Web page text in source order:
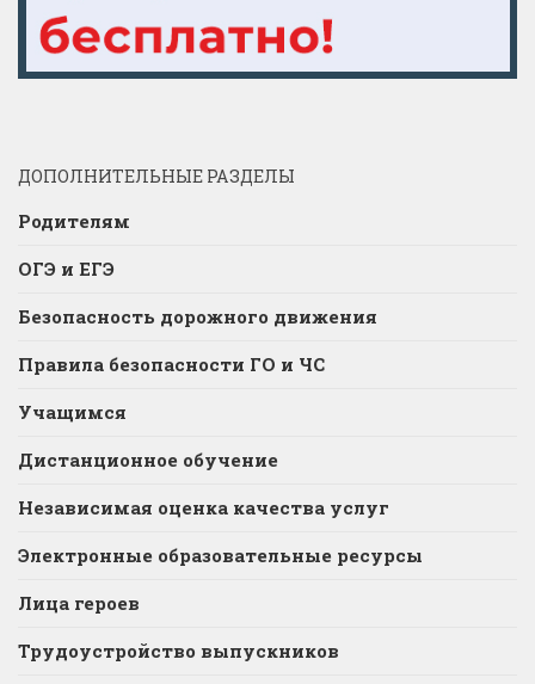
ДОПОЛНИТЕЛЬНЫЕ РАЗДЕЛЫ
Родителям
ОГЭ и ЕГЭ
Безопасность дорожного движения
Правила безопасности ГО и ЧС
Учащимся
Дистанционное обучение
Независимая оценка качества услуг
Электронные образовательные ресурсы
Лица героев
Трудоустройство выпускников